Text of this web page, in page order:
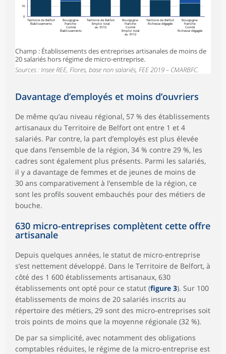
0
10
Territoire de Belfort
Établissements
Bourgogne-
Franche-
Comté
Établissements
Territoire de Belfort
Emploi total
au 31/12
Bourgogne-
Franche-
Comté
Emploi total
au 31/12
Territoire de Belfort
Richesse dégagée
Bourgogne-
Franche-
Comté
Richesse dégagée
Champ : Établissements des entreprises artisanales de moins de
20 salariés hors régime de micro-entreprise.
Sources : Insee REE, Flores, base non salariés, FEE 2019 – CMARBFC.
Davantage d’employés et moins d’ouvriers
De même qu’au niveau régional, 57 % des établissements
artisanaux du Territoire de Belfort ont entre 1 et 4
salariés. Par contre, la part d’employés est plus élevée
que dans l’ensemble de la région, 34 % contre 29 %, les
cadres sont également plus présents. Parmi les salariés,
il y a davantage de femmes et de jeunes de moins de
30 ans comparativement à l’ensemble de la région, ce
sont les profils souvent embauchés pour des métiers de
bouche.
630 micro-entreprises complètent cette offre
artisanale
Depuis quelques années, le statut de micro-entreprise
s’est nettement développé. Dans le Territoire de Belfort, à
côté des 1 600 établissements artisanaux, 630
établissements ont opté pour ce statut (figure 3). Sur 100
établissements de moins de 20 salariés inscrits au
répertoire des métiers, 29 sont des micro-entreprises soit
trois points de moins que la moyenne régionale (32 %).
De par sa simplicité, avec notamment des obligations
comptables réduites, le régime de la micro-entreprise est